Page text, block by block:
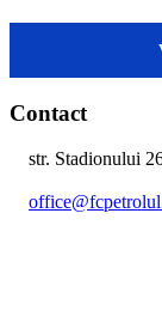
Contact
str. Stadionului